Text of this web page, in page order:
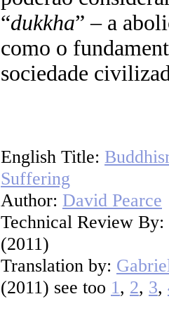
“dukkha” – a
como o
sociedade
English Title:
Suffering
Author: David Pearce
Technical Review
(2011)
Translation by:
(2011) see too 1 , 2, 3,